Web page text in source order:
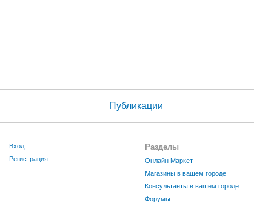
Публикации
Вход
Регистрация
Разделы
Онлайн Маркет
Магазины в вашем городе
Консультанты в вашем городе
Форумы